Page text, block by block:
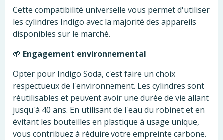
Cette compatibilité universelle vous permet d'utiliser
les cylindres Indigo avec la majorité des appareils
disponibles sur le marché.
🌱 Engagement environnemental
Opter pour Indigo Soda, c'est faire un choix
respectueux de l'environnement. Les cylindres sont
réutilisables et peuvent avoir une durée de vie allant
jusqu'à 40 ans. En utilisant de l'eau du robinet et en
évitant les bouteilles en plastique à usage unique,
vous contribuez à réduire votre empreinte carbone.